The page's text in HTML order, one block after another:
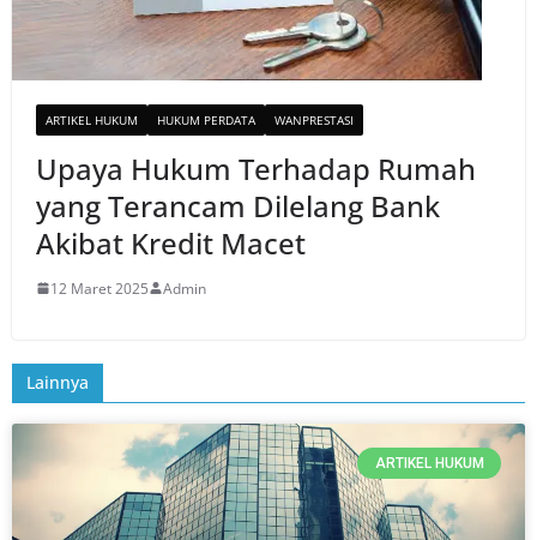
ARTIKEL HUKUM HUKUM PERDATA WANPRESTASI
Upaya Hukum Terhadap Rumah
yang Terancam Dilelang Bank
Akibat Kredit Macet
12 Maret 2025 Admin
Lainnya
ARTIKEL HUKUM